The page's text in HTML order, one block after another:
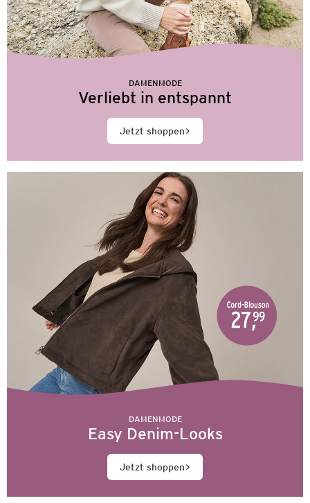
DAMENMODE
Verliebt in entspannt
Jetzt shoppen
DAMENMODE
Easy Denim-Looks
Jetzt shoppen